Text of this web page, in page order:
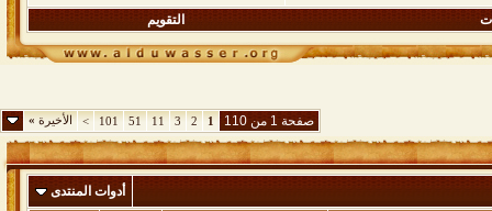
التقويم
صفحة 1 من 110 1
2
3
11
51
101
> الأخيرة»
أدوات المنتدى